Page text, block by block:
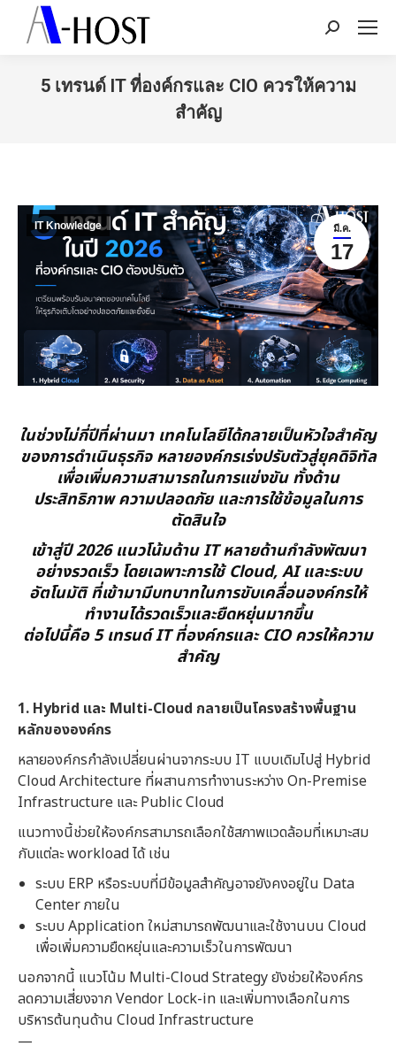
Search:
5 เทรนด์ IT ที่องค์กรและ CIO ควรให้ความ
สำคัญ
มี.ค.
17
IT Knowledge
ในช่วงไม่กี่ปีที่ผ่านมา เทคโนโลยีได้กลายเป็นหัวใจสำคัญ
ของการดำเนินธุรกิจ หลายองค์กรเร่งปรับตัวสู่ยุคดิจิทัล
เพื่อเพิ่มความสามารถในการแข่งขัน ทั้งด้าน
ประสิทธิภาพ ความปลอดภัย และการใช้ข้อมูลในการ
ตัดสินใจ
เข้าสู่ปี 2026 แนวโน้มด้าน IT หลายด้านกำลังพัฒนา
อย่างรวดเร็ว โดยเฉพาะการใช้ Cloud, AI และระบบ
อัตโนมัติ ที่เข้ามามีบทบาทในการขับเคลื่อนองค์กรให้
ทำงานได้รวดเร็วและยืดหยุ่นมากขึ้น
ต่อไปนี้คือ 5 เทรนด์ IT ที่องค์กรและ CIO ควรให้ความ
สำคัญ
1. Hybrid และ Multi-Cloud กลายเป็นโครงสร้างพื้นฐาน
หลักขององค์กร
หลายองค์กรกำลังเปลี่ยนผ่านจากระบบ IT แบบเดิมไปสู่ Hybrid
Cloud Architecture ที่ผสานการทำงานระหว่าง On-Premise
Infrastructure และ Public Cloud
แนวทางนี้ช่วยให้องค์กรสามารถเลือกใช้สภาพแวดล้อมที่เหมาะสม
กับแต่ละ workload ได้ เช่น
ระบบ ERP หรือระบบที่มีข้อมูลสำคัญอาจยังคงอยู่ใน Data
Center ภายใน
ระบบ Application ใหม่สามารถพัฒนาและใช้งานบน Cloud
เพื่อเพิ่มความยืดหยุ่นและความเร็วในการพัฒนา
นอกจากนี้ แนวโน้ม Multi-Cloud Strategy ยังช่วยให้องค์กร
ลดความเสี่ยงจาก Vendor Lock-in และเพิ่มทางเลือกในการ
บริหารต้นทุนด้าน Cloud Infrastructure
—